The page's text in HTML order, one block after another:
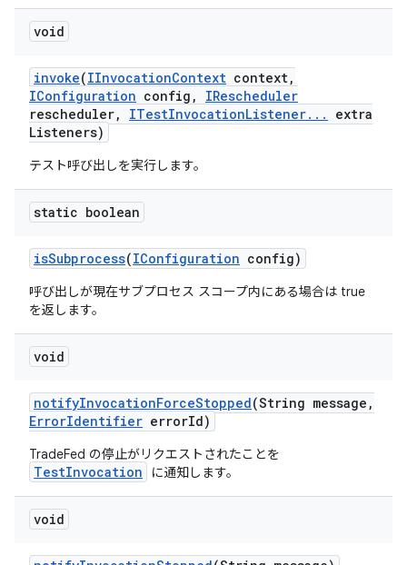
void
invoke(IInvocationContext context,
IConfiguration config ,
IRescheduler
rescheduler, ITestInvocationListener. . .
extra
Listeners)
テスト呼び出しを実行します。
static boolean
isSubprocess(IConfiguration config)
呼び出しが現在サブプロセス スコープ内にある場合は true
を返します。
void
notifyInvocationForceStopped(String message ,
ErrorIdentifier errorId)
TradeFed の停止がリクエストされたことを
TestInvocation に通知します。
void